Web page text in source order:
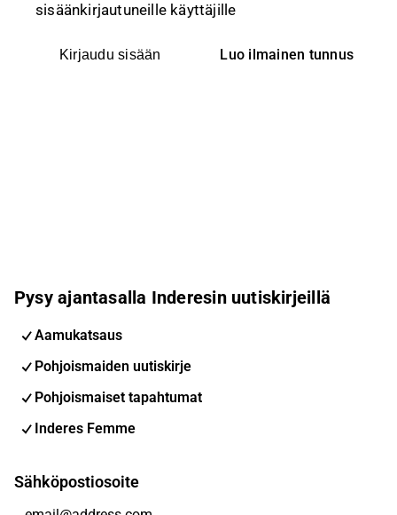
sisäänkirjautuneille käyttäjille
Kirjaudu sisään Luo ilmainen tunnus
Pysy ajantasalla Inderesin uutiskirjeillä
Aamukatsaus
Pohjoismaiden uutiskirje
Pohjoismaiset tapahtumat
Inderes Femme
Sähköpostiosoite